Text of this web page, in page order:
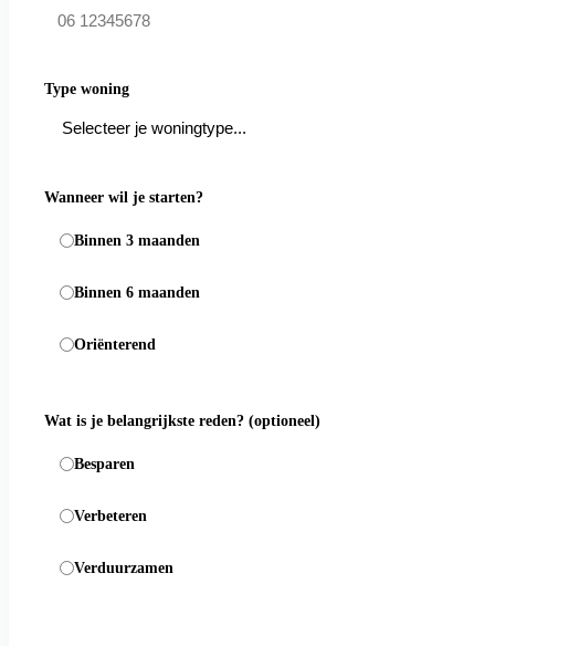
Type woning
Wanneer wil je starten?
Binnen 3 maanden
Binnen 6 maanden
Oriënterend
Wat is je belangrijkste reden? (optioneel)
Besparen
Verbeteren
Verduurzamen